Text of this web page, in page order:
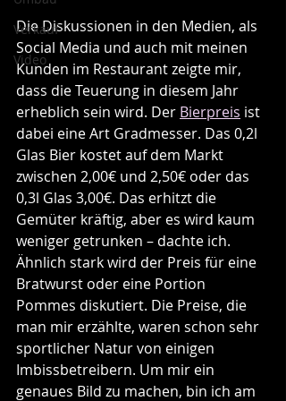
Verkauf
Video
Die Diskussionen in den Medien, als
Social Media und auch mit meinen
Kunden im Restaurant zeigte mir,
dass die Teuerung in diesem Jahr
erheblich sein wird. Der Bierpreis ist
dabei eine Art Gradmesser. Das 0,2l
Glas Bier kostet auf dem Markt
zwischen 2,00€ und 2,50€ oder das
0,3l Glas 3,00€. Das erhitzt die
Gemüter kräftig, aber es wird kaum
weniger getrunken – dachte ich.
Ähnlich stark wird der Preis für eine
Bratwurst oder eine Portion
Pommes diskutiert. Die Preise, die
man mir erzählte, waren schon sehr
sportlicher Natur von einigen
Imbissbetreibern. Um mir ein
genaues Bild zu machen, bin ich am